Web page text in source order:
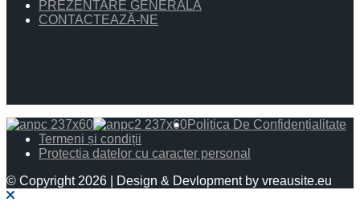
PREZENTARE GENERALĂ
CONTACTEAZĂ-NE
Politica De Confidențialitate
Termeni și condiții
Protectia datelor cu caracter personal
© Copyright 2026 | Design & Devlopment by vreausite.eu